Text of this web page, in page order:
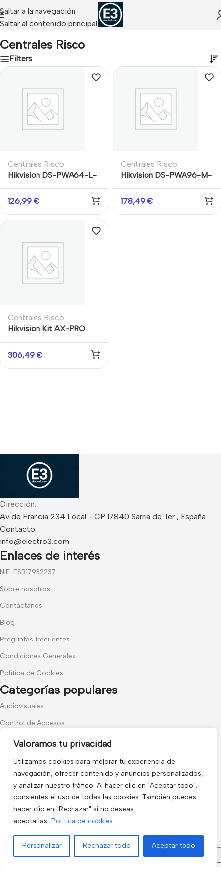
Valoramos tu privacidad
Utilizamos cookies para mejorar tu experiencia de
navegación, ofrecer contenido y anuncios personalizados,
y analizar nuestro tráfico. Al hacer clic en "Aceptar todo",
consientes el uso de todas las cookies. También puedes
hacer clic en "Rechazar" si no deseas
aceptarlas. Política de cookies
Personalizar Rechazar todo Aceptar todo
Saltar a la navegación
Saltar al contenido principal
Inicio/ Centrales Risco
Centrales Risco
Filters
Centrales Risco
Hikvision DS-PWA64-L-
WE – Panel Alarma
Inalámbrico 64 Zonas
AX-PRO Negro
126,99 €
Centrales Risco
Hikvision DS-PWA96-M-
WE – Panel Alarma
Inalámbrico 96 Zonas 4G
AX-PRO Negro
178,49 €
Centrales Risco
Hikvision Kit AX-PRO
Híbrido 96 Zonas +
Teclado LCD Táctil
306,49 €
Dirección:
Av de Francia 234 Local - CP 17840 Sarria de Ter , España
Contacto:
info@electro3.com
Enlaces de interés
NIF: ESB17932237
Sobre nosotros
Contáctanos
Blog
Preguntas frecuentes
Condiciones Generales
Política de Cookies
Categorías populares
Audiovisuales
Control de Accesos
Video Portero
Alarma AX-PRO
Cámaras
Únete a nuestras novedades